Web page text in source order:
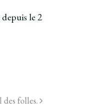
le 2
des folles.